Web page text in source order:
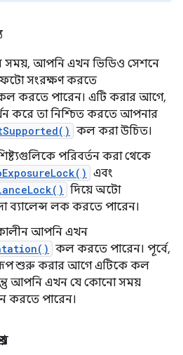
সময়, আপনি এখন ভিডিও সেশনে
ফটো সংরক্ষণ করতে
করতে পারেন। এটি করার আগে,
করে তা নিশ্চিত করতে আপনার
কল করা উচিত।
পরিবর্তন করা থেকে
এবং
দিয়ে অটো
ব্যালেন্স লক করতে পারেন।
আপনি এখন
কল করতে পারেন। পূর্বে,
শুরু করার আগে এটিকে কল
আপনি এখন যে কোনো সময়
করতে পারেন।